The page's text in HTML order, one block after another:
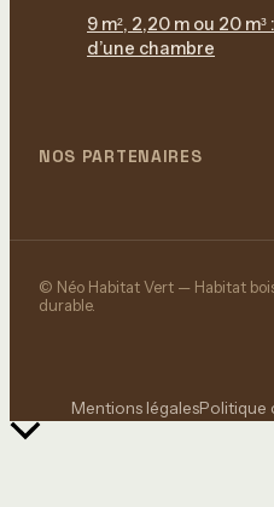
9 m², 2,20 m ou 20
d’une chambre
NOS PARTENAIRES
© Néo Habitat Vert — Habitat
durable.
Mentions légalesPolitique